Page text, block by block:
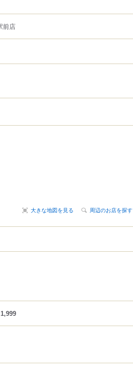
前店
大きな地図を見る 周辺のお店を探す